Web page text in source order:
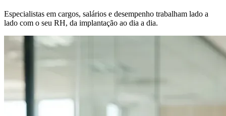
Especialistas em cargos, salários e desempenho trabalham lado a
lado com o seu RH, da implantação ao dia a dia.